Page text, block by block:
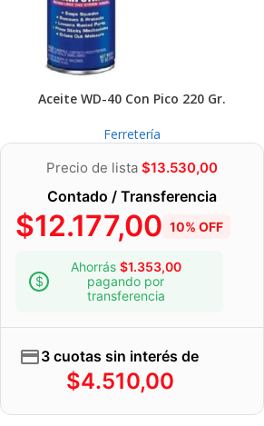
Aceite WD-40 Con Pico 220 Gr.
Ferretería
Precio de lista $13.530,00
Contado / Transferencia
$12.177,00 10% OFF
Ahorrás $1.353,00
pagando por
transferencia
3 cuotas sin interés de
$4.510,00